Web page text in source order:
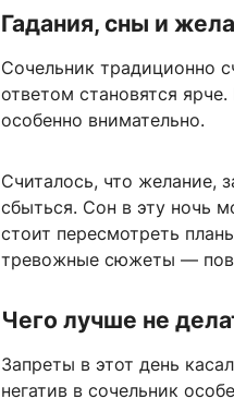
Гадания, сны и
Сочельник традиционно
ответом становятся
особенно внимательно.
Считалось, что желание,
сбыться. Сон в эту ночь
стоит пересмотреть
тревожные сюжеты —
Чего лучше не
Запреты в этот день
негатив в сочельник